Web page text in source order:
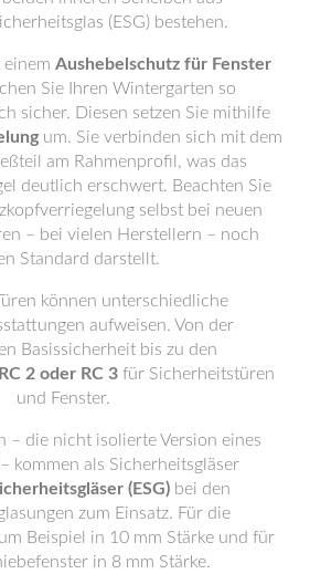
(ESG) bestehen.
einem Aushebelschutz für Fenster
Sie Ihren Wintergarten so
sicher. Diesen setzen Sie mithilfe
um. Sie verbinden sich mit dem
am Rahmenprofil, was das
deutlich erschwert. Beachten Sie
selbst bei neuen
– bei vielen Herstellern – noch
Standard darstellt.
können unterschiedliche
aufweisen. Von der
Basissicherheit bis zu den
RC 2 oder RC 3für Sicherheitstüren
und Fenster.
– die nicht isolierte Version eines
kommen als Sicherheitsgläser
(ESG)bei den
zum Einsatz. Für die
Beispiel in 10 mm Stärke und für
in 8 mm Stärke.